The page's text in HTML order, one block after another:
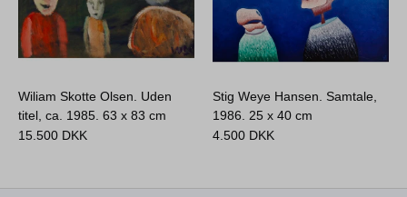
Wiliam Skotte Olsen. Uden
titel, ca. 1985.63 x 83 cm
15.500 DKK
Stig Weye Hansen. Samtale,
1986.25 x 40 cm
4.500 DKK